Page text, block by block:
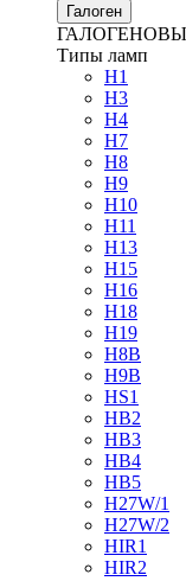
Галоген
Типы ламп
H1
H3
H4
H7
H8
H9
H10
H11
H13
H15
H16
H18
H19
H8B
H9B
HS1
HB2
HB3
HB4
HB5
H27W/1
H27W/2
HIR1
HIR2